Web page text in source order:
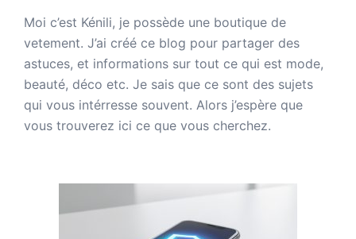
Moi c’est Kénili, je possède une boutique de
vetement. J’ai créé ce blog pour partager des
astuces, et informations sur tout ce qui est mode,
beauté, déco etc. Je sais que ce sont des sujets
qui vous intérresse souvent. Alors j’espère que
vous trouverez ici ce que vous cherchez.